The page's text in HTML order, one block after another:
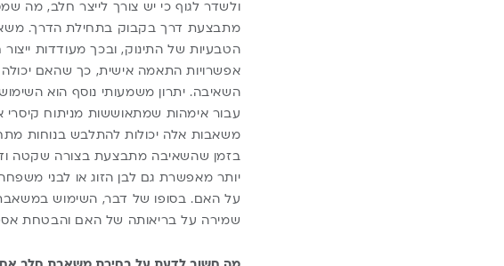
ולשדר לגוף כי יש צורך לייצר חלב, מה
מתבצעת דרך בקבוק בתחילת הדרך.
הטבעיות של התינוק, ובכך מעודדות
אפשרויות התאמה אישית, כך שהאם
השאיבה. יתרון משמעותי נוסף הוא
עבור אימהות שמתאוששות מניתוח קיסרי
משאבות אלה יכולות להתלבש בנוחות
בזמן שהשאיבה מתבצעת בצורה שקטה
יותר מאפשרת גם לבן הזוג או לבני
על האם. בסופו של דבר, השימוש
שמירה על בריאותה של האם והבטחת